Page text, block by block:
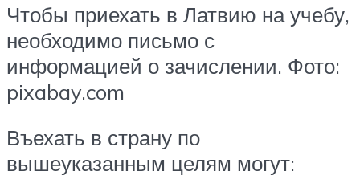
Чтобы приехать в Латвию на учебу,
необходимо письмо с
информацией о зачислении. Фото:
pixabay.com
Въехать в страну по
вышеуказанным целям могут: